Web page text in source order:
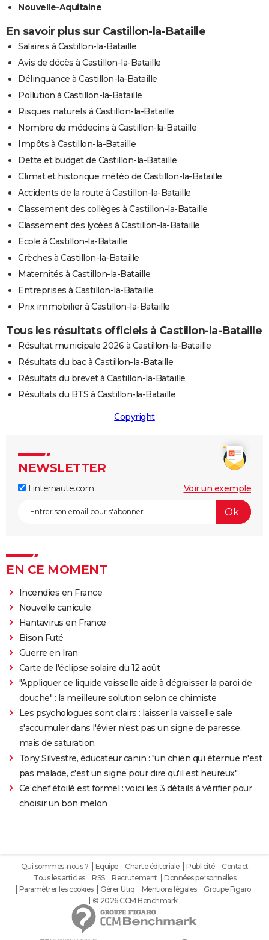
Nouvelle-Aquitaine
En savoir plus sur Castillon-la-Bataille
Salaires à Castillon-la-Bataille
Avis de décès à Castillon-la-Bataille
Délinquance à Castillon-la-Bataille
Pollution à Castillon-la-Bataille
Risques naturels à Castillon-la-Bataille
Nombre de médecins à Castillon-la-Bataille
Impôts à Castillon-la-Bataille
Dette et budget de Castillon-la-Bataille
Climat et historique météo de Castillon-la-Bataille
Accidents de la route à Castillon-la-Bataille
Classement des collèges à Castillon-la-Bataille
Classement des lycées à Castillon-la-Bataille
Ecole à Castillon-la-Bataille
Crèches à Castillon-la-Bataille
Maternités à Castillon-la-Bataille
Entreprises à Castillon-la-Bataille
Prix immobilier à Castillon-la-Bataille
Tous les résultats officiels à Castillon-la-Bataille
Résultat municipale 2026 à Castillon-la-Bataille
Résultats du bac à Castillon-la-Bataille
Résultats du brevet à Castillon-la-Bataille
Résultats du BTS à Castillon-la-Bataille
Copyright
NEWSLETTER
Linternaute.com Voir un exemple
EN CE MOMENT
Incendies en France
Nouvelle canicule
Hantavirus en France
Bison Futé
Guerre en Iran
Carte de l'éclipse solaire du 12 août
"Appliquer ce liquide vaisselle aide à dégraisser la paroi de
douche" : la meilleure solution selon ce chimiste
Les psychologues sont clairs : laisser la vaisselle sale
s'accumuler dans l'évier n'est pas un signe de paresse,
mais de saturation
Tony Silvestre, éducateur canin : "un chien qui éternue n'est
pas malade, c'est un signe pour dire qu'il est heureux"
Ce chef étoilé est formel : voici les 3 détails à vérifier pour
choisir un bon melon
Qui sommes-nous ? Equipe Charte éditoriale Publicité
Contact
Tous les articles
RSS Recrutement
Données personnelles
Paramétrer les cookies
Gérer Utiq Mentions légales
Groupe Figaro
© 2026 CCM Benchmark